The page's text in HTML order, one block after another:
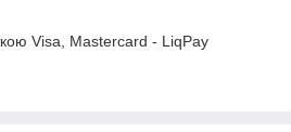
Visa, Mastercard - LiqPay